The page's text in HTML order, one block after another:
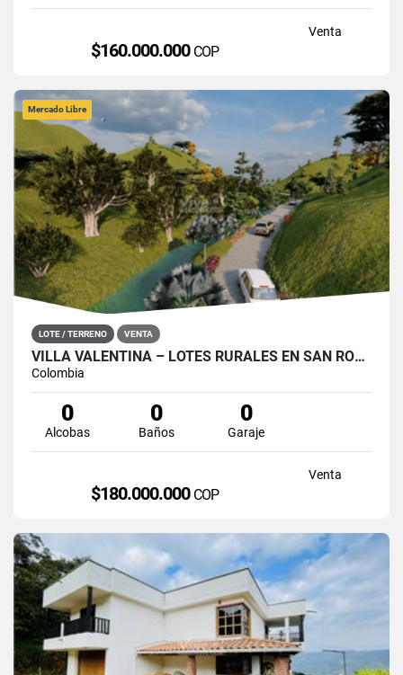
Venta
$160.000.000 COP
Mercado Libre
LOTE / TERRENO VENTA
VILLA VALENTINA – LOTES RURALES EN SAN ROQUE, ANTIOQUIA
Colombia
0
Alcobas
0
Baños
0
Garaje
Venta
$180.000.000 COP